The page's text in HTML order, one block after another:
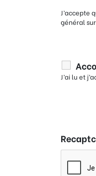
J’accepte
général
J’ai lu et